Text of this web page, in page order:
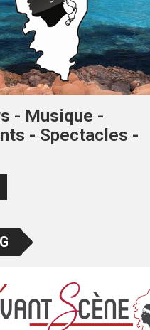
- Musique -
- Spectacles -